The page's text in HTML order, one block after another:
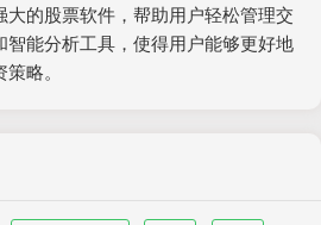
的股票软件，帮助用户轻松管理交
能分析工具，使得用户能够更好地
略。